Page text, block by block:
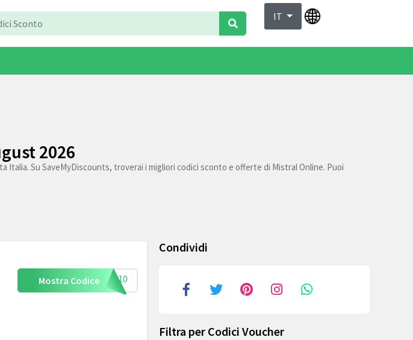
IT
2026
Su SaveMyDiscounts, troverai i migliori codici sconto e offerte di Mistral Online. Puoi
Mostra Codice MAS10
Condividi
Filtra per Codici Voucher